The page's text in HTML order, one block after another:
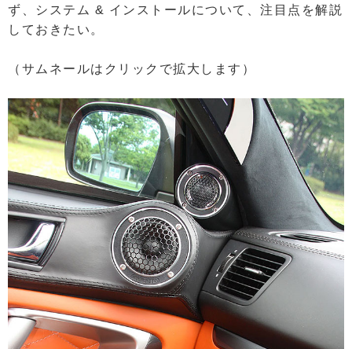
ず、システム & インストールについて、注目点を解説
しておきたい。
（サムネールはクリックで拡大します）